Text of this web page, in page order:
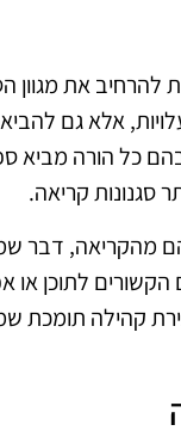
להרחיב את מגוון
אלא גם
כל הורה מביא
סגנונות קריאה.
מהקריאה, דבר
לתוכן או
קהילה